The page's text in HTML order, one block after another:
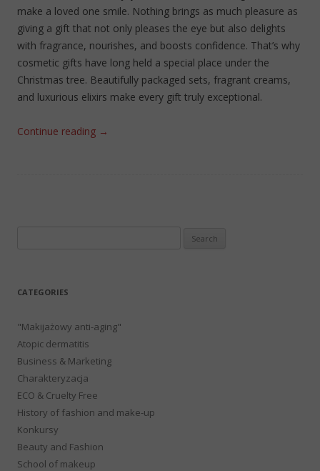
make a loved one smile. Nothing brings as much pleasure as
giving a gift that not only pleases the eye but also delights
with fragrance, nourishes, and boosts confidence. That’s why
cosmetic gifts have long held a special place under the
Christmas tree. Beautifully packaged sets, fragrant creams,
and luxurious elixirs make every gift truly exceptional.
Continue reading →
CATEGORIES
"Makijażowy anti-aging"
Atopic dermatitis
Business & Marketing
Charakteryzacja
ECO & Cruelty Free
History of fashion and make-up
Konkursy
Beauty and Fashion
School of makeup